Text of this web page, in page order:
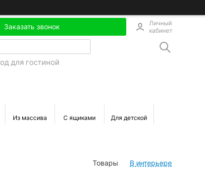
Заказать звонок
Личный
кабинет
для гостиной
Из массива С ящиками Для детской
Товары В интерьере